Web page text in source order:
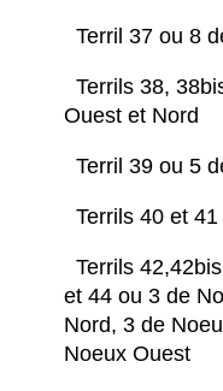
Terril 37 ou 8
Terrils 38,
Ouest et Nord
Terril 39 ou 5
Terrils 40 et
Terrils
et 44 ou 3 de
Nord, 3 de
Noeux Ouest